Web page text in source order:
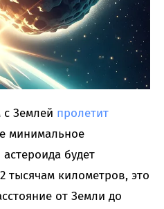
с Землей пролетит
минимальное
будет
тысячам километров, это
от Земли до